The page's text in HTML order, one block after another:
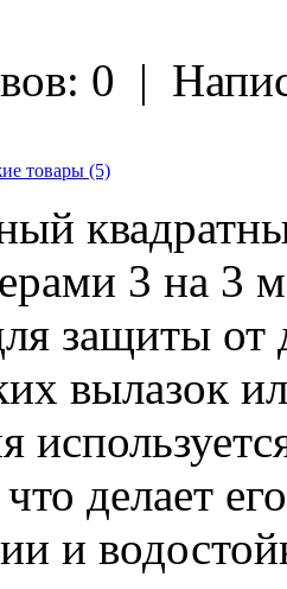
0 |
товары (5)
3 на 3
защиты
вылазок
делает
и